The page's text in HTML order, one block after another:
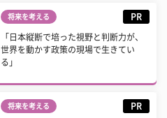
将来を考える PR
「日本縦断で培った視野と判断力が、
世界を動かす政策の現場で生きてい
る」
将来を考える PR